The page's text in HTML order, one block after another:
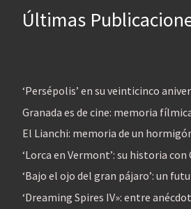
Últimas
‘Persépolis’ en su veinticinco
Granada es de cine: memoria
El Lianchi: memoria de un
‘Lorca en Vermont’: su historia
‘Bajo el ojo del gran pájaro’: un
‘Dreaming Spires IV»: entre